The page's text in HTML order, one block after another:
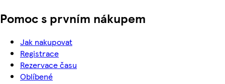
Pomoc s prvním nákupem
Jak nakupovat
Registrace
Rezervace času
Oblíbené